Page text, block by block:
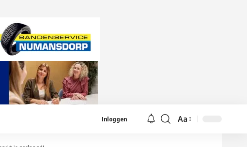
Inloggen
Lettergrootte
Aa